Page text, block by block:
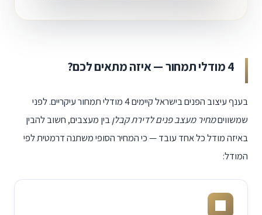
4 מודלי תמחור — איזה מתאים לכם?
בענף עיצוב הפנים בישראל קיימים 4 מודלי תמחור עיקריים. לפני
שמשוויםמחיר מעצב פנים לדירת קבלןבין מעצבים, חשוב להבין
באיזה מודל כל אחד עובד — כי המחיר הסופי משתנה דרמטית לפי
המודל: